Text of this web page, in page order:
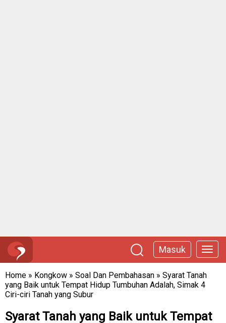
Masuk
Home » Kongkow » Soal Dan Pembahasan » Syarat Tanah
yang Baik untuk Tempat Hidup Tumbuhan Adalah, Simak 4
Ciri-ciri Tanah yang Subur
Syarat Tanah yang Baik untuk Tempat